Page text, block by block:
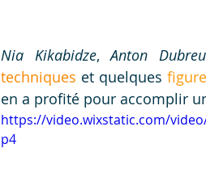
Nia Kikabidze, Anton
techniques et quelques
en a profité pour accomplir
https://video.wixstatic.com/
p4